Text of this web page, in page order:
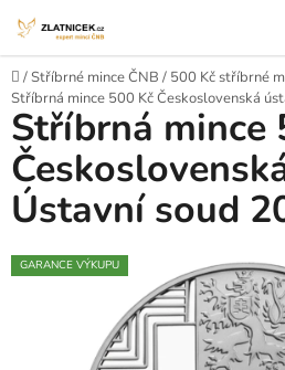
Domů
/Stříbrné mince ČNB / 500 Kč stříbrné
Stříbrná mince 500 Kč Československá
Stříbrná mince
Ústavní soud
GARANCE VÝKUPU